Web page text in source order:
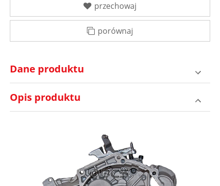
przechowaj
porównaj
Dane produktu
Opis produktu